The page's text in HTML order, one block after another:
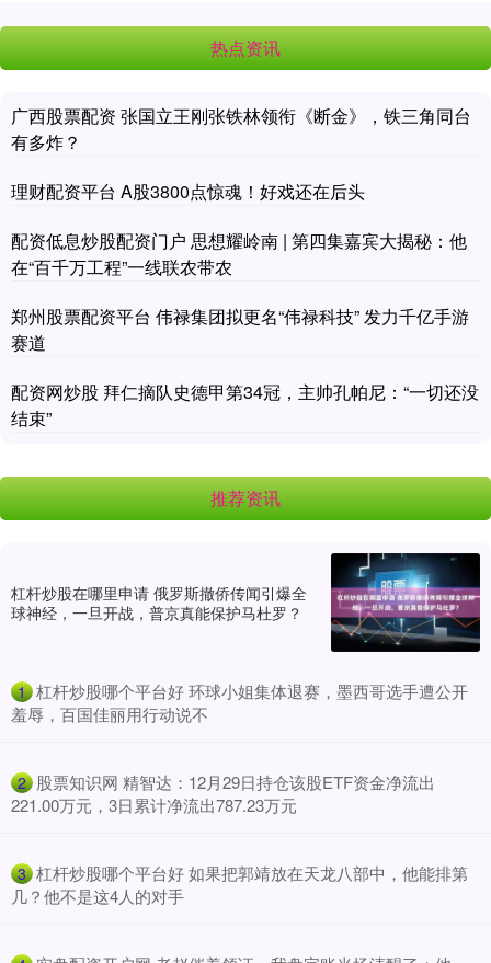
热点资讯
广西股票配资 张国立王刚张铁林领衔《断金》，铁三角同台
有多炸？
理财配资平台 A股3800点惊魂！好戏还在后头
配资低息炒股配资门户 思想耀岭南 | 第四集嘉宾大揭秘：他
在“百千万工程”一线联农带农
郑州股票配资平台 伟禄集团拟更名“伟禄科技” 发力千亿手游
赛道
配资网炒股 拜仁摘队史德甲第34冠，主帅孔帕尼：“一切还没
结束”
推荐资讯
杠杆炒股在哪里申请 俄罗斯撤侨传闻引爆全
球神经，一旦开战，普京真能保护马杜罗？
1 ​杠杆炒股哪个平台好 环球小姐集体退赛，墨西哥选手遭公开
羞辱，百国佳丽用行动说不
2 ​股票知识网 精智达：12月29日持仓该股ETF资金净流出
221.00万元，3日累计净流出787.23万元
3 ​杠杆炒股哪个平台好 如果把郭靖放在天龙八部中，他能排第
几？他不是这4人的对手